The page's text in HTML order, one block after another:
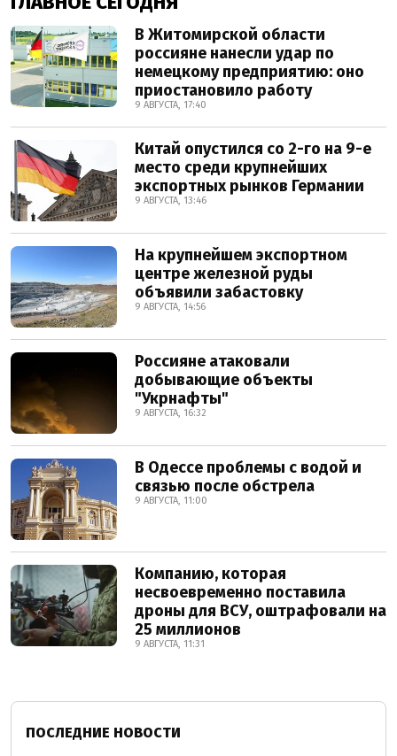
В Житомирской области
россияне нанесли удар по
немецкому предприятию: оно
приостановило работу
9 АВГУСТА, 17:40
Китай опустился со 2-го на 9-е
место среди крупнейших
экспортных рынков Германии
9 АВГУСТА, 13:46
На крупнейшем экспортном
центре железной руды
объявили забастовку
9 АВГУСТА, 14:56
Россияне атаковали
добывающие объекты
"Укрнафты"
9 АВГУСТА, 16:32
В Одессе проблемы с водой и
связью после обстрела
9 АВГУСТА, 11:00
Компанию, которая
несвоевременно поставила
дроны для ВСУ, оштрафовали на
25 миллионов
9 АВГУСТА, 11:31
ПОСЛЕДНИЕ НОВОСТИ